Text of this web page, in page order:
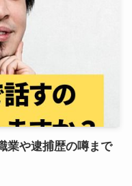
業や逮捕歴の噂まで